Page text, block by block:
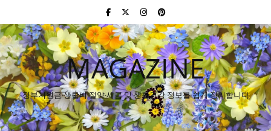
MAGAZINE
정부지원금·생활비 절약·세금 및 생활건강 정보를 쉽게 정리합니다